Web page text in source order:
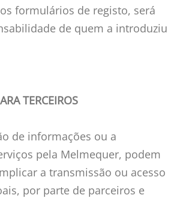
formulários de registo, será
de quem a introduziu
TERCEIROS
de informações ou a
pela Melmequer, podem
a transmissão ou acesso
por parte de parceiros e